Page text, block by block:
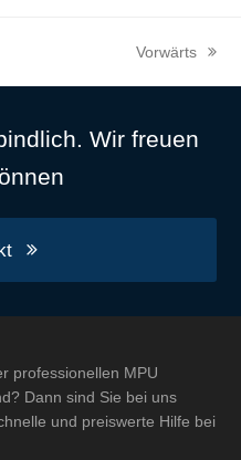
Nächster
Beitrag:
Vorwärts
Wir freuen
professionellen MPU
Dann sind Sie bei uns
und preiswerte Hilfe bei